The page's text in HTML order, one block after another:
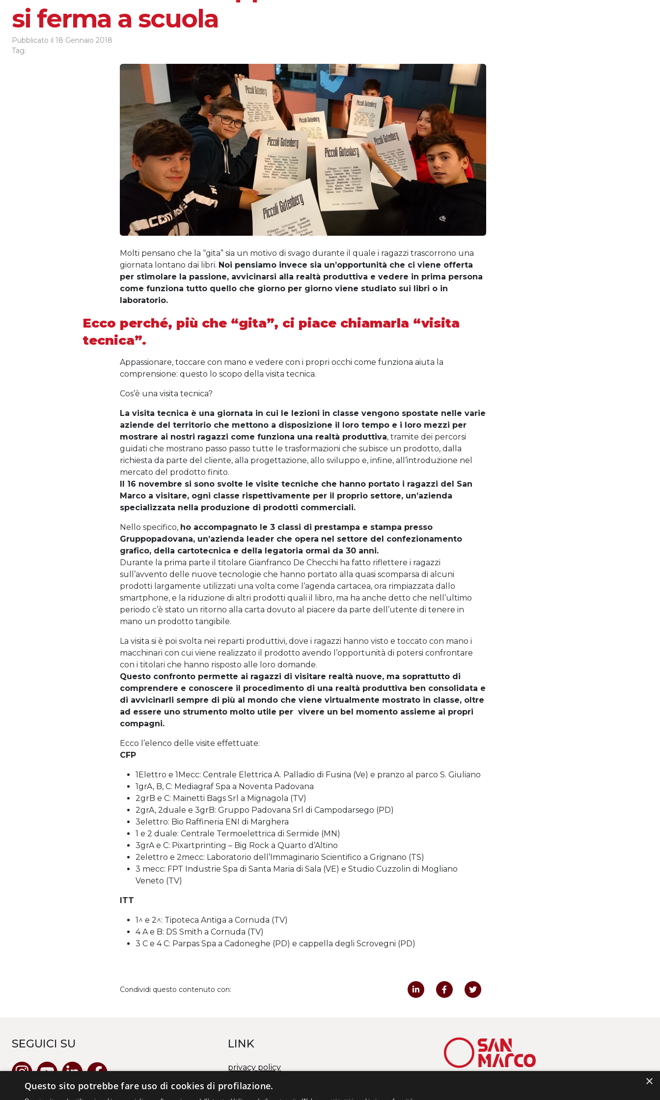
si ferma a scuola
Pubblicato il 18 Gennaio 2018
Tag:
Molti pensano che la “gita” sia un motivo di svago durante il quale i ragazzi trascorrono una
giornata lontano dai libri. Noi pensiamo invece sia un’opportunità che ci viene offerta
per stimolare la passione, avvicinarsi alla realtà produttiva e vedere in prima persona
come funziona tutto quello che giorno per giorno viene studiato sui libri o in
laboratorio.
Ecco perché, più che “gita”, ci piace chiamarla “visita
tecnica”.
Appassionare, toccare con mano e vedere con i propri occhi come funziona aiuta la
comprensione: questo lo scopo della visita tecnica.
Cos’è una visita tecnica?
La visita tecnica è una giornata in cui le lezioni in classe vengono spostate nelle varie
aziende del territorio che mettono a disposizione il loro tempo e i loro mezzi per
mostrare ai nostri ragazzi come funziona una realtà produttiva, tramite dei percorsi
guidati che mostrano passo passo tutte le trasformazioni che subisce un prodotto, dalla
richiesta da parte del cliente, alla progettazione, allo sviluppo e, infine, all’introduzione nel
mercato del prodotto finito.
Il 16 novembre si sono svolte le visite tecniche che hanno portato i ragazzi del San
Marco a visitare, ogni classe rispettivamente per il proprio settore, un’azienda
specializzata nella produzione di prodotti commerciali.
Nello specifico, ho accompagnato le 3 classi di prestampa e stampa presso
Gruppopadovana, un’azienda leader che opera nel settore del confezionamento
grafico, della cartotecnica e della legatoria ormai da 30 anni.
Durante la prima parte il titolare Gianfranco De Checchi ha fatto riflettere i ragazzi
sull’avvento delle nuove tecnologie che hanno portato alla quasi scomparsa di alcuni
prodotti largamente utilizzati una volta come l’agenda cartacea, ora rimpiazzata dallo
smartphone, e la riduzione di altri prodotti quali il libro, ma ha anche detto che nell’ultimo
periodo c’è stato un ritorno alla carta dovuto al piacere da parte dell’utente di tenere in
mano un prodotto tangibile.
La visita si è poi svolta nei reparti produttivi, dove i ragazzi hanno visto e toccato con mano i
macchinari con cui viene realizzato il prodotto avendo l’opportunità di potersi confrontare
con i titolari che hanno risposto alle loro domande.
Questo confronto permette ai ragazzi di visitare realtà nuove, ma soprattutto di
comprendere e conoscere il procedimento di una realtà produttiva ben consolidata e
di avvicinarli sempre di più al mondo che viene virtualmente mostrato in classe, oltre
ad essere uno strumento molto utile per vivere un bel momento assieme ai propri
compagni.
Ecco l’elenco delle visite effettuate:
CFP
1Elettro e 1Mecc: Centrale Elettrica A. Palladio di Fusina (Ve) e pranzo al parco S. Giuliano
1grA, B, C: Mediagraf Spa a Noventa Padovana
2grB e C: Mainetti Bags Srl a Mignagola (TV)
2grA, 2duale e 3grB: Gruppo Padovana Srl di Campodarsego (PD)
3elettro: Bio Raffineria ENI di Marghera
1 e 2 duale: Centrale Termoelettrica di Sermide (MN)
3grA e C: Pixartprinting – Big Rock a Quarto d’Altino
2elettro e 2mecc: Laboratorio dell’Immaginario Scientifico a Grignano (TS)
3 mecc: FPT Industrie Spa di Santa Maria di Sala (VE) e Studio Cuzzolin di Mogliano
Veneto (TV)
ITT
1^ e 2^: Tipoteca Antiga a Cornuda (TV)
4 A e B: DS Smith a Cornuda (TV)
3 C e 4 C: Parpas Spa a Cadoneghe (PD) e cappella degli Scrovegni (PD)
Condividi questo contenuto con:
SEGUICI SU LINK
privacy policy
whistleblowing/segnalazione illeciti
×
Questo sito potrebbe fare uso di cookies di profilazione.